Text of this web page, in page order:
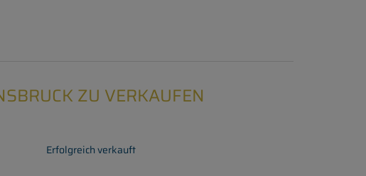
ZU VERKAUFEN
Erfolgreich verkauft